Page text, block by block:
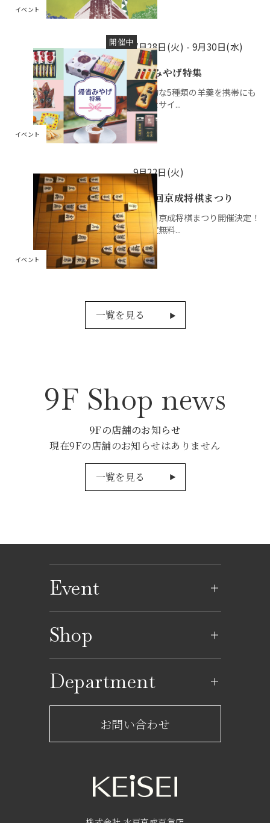
イベント
開催中
イベント
7月28日(火) - 9月30日(水)
帰省みやげ特集
代表的な5種類の羊羹を携帯にも
便利なサイ...
イベント
9月22日(火)
第14回京成将棋まつり
今年も京成将棋まつり開催決定！
［観覧無料...
一覧を見る
9F Shop news
9Fの店舗のお知らせ
現在9Fの店舗のお知らせはありません
一覧を見る
Event
イベントカレンダー
Shop
レストラン一覧
ショップからのお知らせ
フロアガイド
Department
サービスのご案内
京成友の会
お問い合わせ